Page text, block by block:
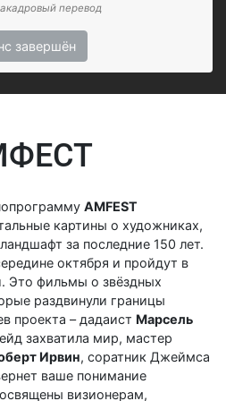
перевод
завершён
AMFEST
картины о художниках,
за последние 150 лет.
октября и пройдут в
Это фильмы о звёздных
раздвинули границы
проекта – дадаист Марсель
захватила мир, мастер
Ирвин, соратник Джеймса
ваше понимание
визионерам,